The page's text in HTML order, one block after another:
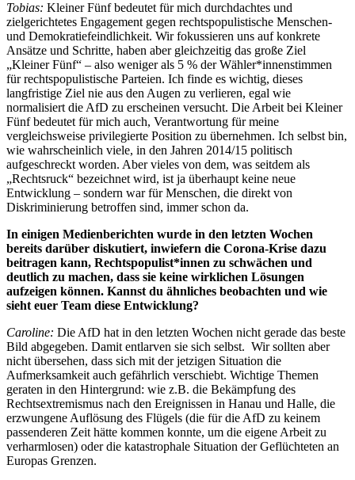
Tobias: Kleiner Fünf bedeutet für mich durchdachtes und
zielgerichtetes Engagement gegen rechtspopulistische Menschen-
und Demokratiefeindlichkeit. Wir fokussieren uns auf konkrete
Ansätze und Schritte, haben aber gleichzeitig das große Ziel
„Kleiner Fünf“ – also weniger als 5 % der Wähler*innenstimmen
für rechtspopulistische Parteien. Ich finde es wichtig, dieses
langfristige Ziel nie aus den Augen zu verlieren, egal wie
normalisiert die AfD zu erscheinen versucht. Die Arbeit bei Kleiner
Fünf bedeutet für mich auch, Verantwortung für meine
vergleichsweise privilegierte Position zu übernehmen. Ich selbst bin,
wie wahrscheinlich viele, in den Jahren 2014/15 politisch
aufgeschreckt worden. Aber vieles von dem, was seitdem als
„Rechtsruck“ bezeichnet wird, ist ja überhaupt keine neue
Entwicklung – sondern war für Menschen, die direkt von
Diskriminierung betroffen sind, immer schon da.
In einigen Medienberichten wurde in den letzten Wochen
bereits darüber diskutiert, inwiefern die Corona-Krise dazu
beitragen kann, Rechtspopulist*innen zu schwächen und
deutlich zu machen, dass sie keine wirklichen Lösungen
aufzeigen können. Kannst du ähnliches beobachten und wie
sieht euer Team diese Entwicklung?
Caroline: Die AfD hat in den letzten Wochen nicht gerade das beste
Bild abgegeben. Damit entlarven sie sich selbst. Wir sollten aber
nicht übersehen, dass sich mit der jetzigen Situation die
Aufmerksamkeit auch gefährlich verschiebt. Wichtige Themen
geraten in den Hintergrund: wie z.B. die Bekämpfung des
Rechtsextremismus nach den Ereignissen in Hanau und Halle, die
erzwungene Auflösung des Flügels (die für die AfD zu keinem
passenderen Zeit hätte kommen konnte, um die eigene Arbeit zu
verharmlosen) oder die katastrophale Situation der Geflüchteten an
Europas Grenzen.